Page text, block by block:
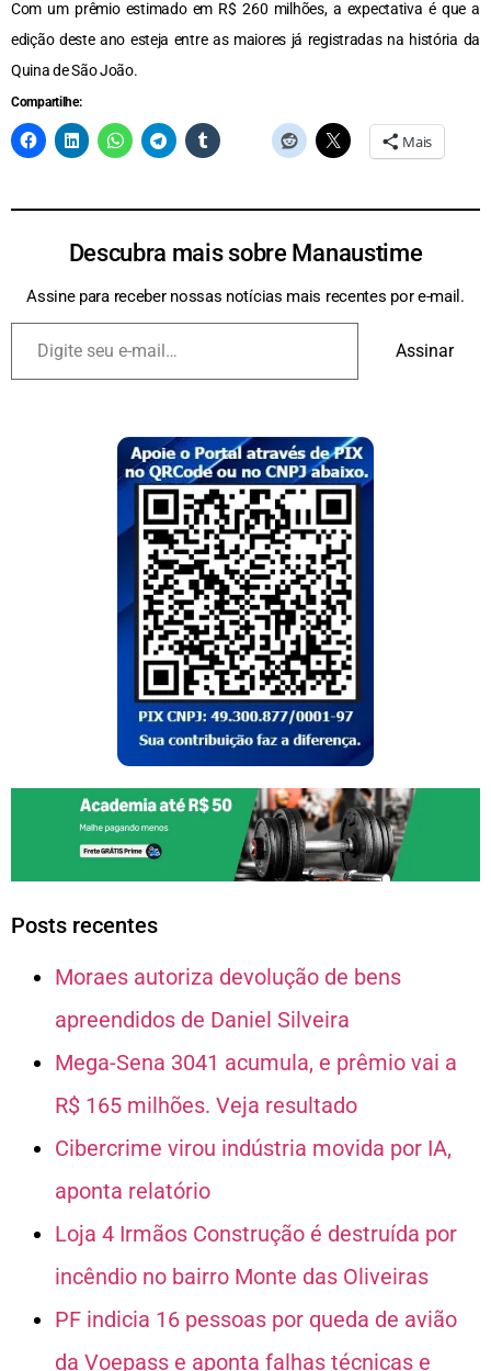
Com um prêmio estimado em R$ 260 milhões, a expectativa é que a
edição deste ano esteja entre as maiores já registradas na história da
Quina de São João.
Compartilhe:
Mais
Descubra mais sobre Manaustime
Assine para receber nossas notícias mais recentes por e-mail.
Assinar
Posts recentes
Moraes autoriza devolução de bens
apreendidos de Daniel Silveira
Mega-Sena 3041 acumula, e prêmio vai a
R$ 165 milhões. Veja resultado
Cibercrime virou indústria movida por IA,
aponta relatório
Loja 4 Irmãos Construção é destruída por
incêndio no bairro Monte das Oliveiras
PF indicia 16 pessoas por queda de avião
da Voepass e aponta falhas técnicas e